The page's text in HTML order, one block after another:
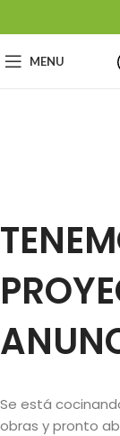
MENU
Se está
obras y pronto